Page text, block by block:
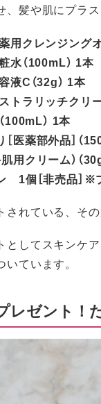
髪や肌にプラ
用クレンジング
水（100mL） 1本
液C（32g） 1本
トラリッチクリ
100mL） 1本
医薬部外品］（
用クリーム）（
1個［非売品］※
れている、その
としてスキンケ
ています。
レゼント！